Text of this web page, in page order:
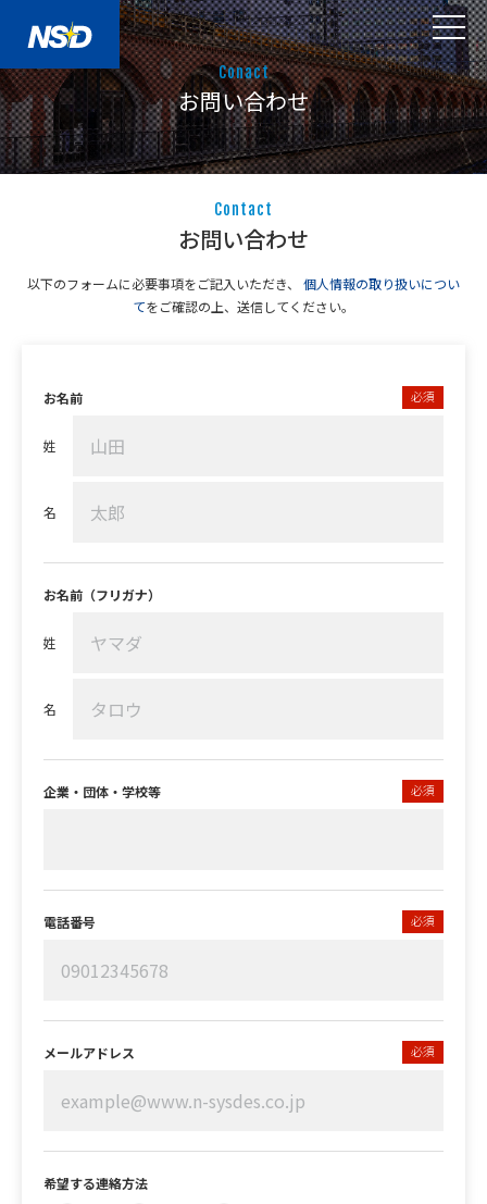
Conact
お問い合わせ
Contact
お問い合わせ
以下のフォームに必要事項をご記入いただき、
個人情報の取り扱いについ
てをご確認の上、送信してください。
必須
お名前
姓
名
お名前（フリガナ）
姓
名
必須
企業・団体・学校等
必須
電話番号
必須
メールアドレス
希望する連絡方法